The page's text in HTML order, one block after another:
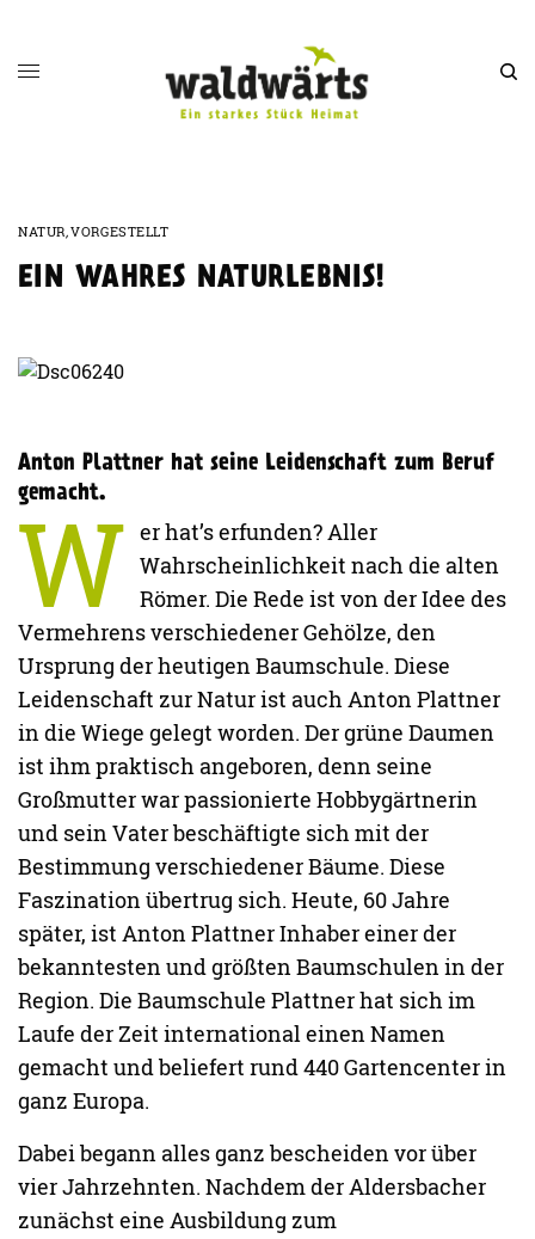
NATUR,VORGESTELLT
EIN WAHRES NATURLEBNIS!
Anton Plattner hat seine Leidenschaft zum Beruf
gemacht.
W er hat’s erfunden? Aller
Wahrscheinlichkeit nach die alten
Römer. Die Rede ist von der Idee des
Vermehrens verschiedener Gehölze, den
Ursprung der heutigen Baumschule. Diese
Leidenschaft zur Natur ist auch Anton Plattner
in die Wiege gelegt worden. Der grüne Daumen
ist ihm praktisch angeboren, denn seine
Großmutter war passionierte Hobbygärtnerin
und sein Vater beschäftigte sich mit der
Bestimmung verschiedener Bäume. Diese
Faszination übertrug sich. Heute, 60 Jahre
später, ist Anton Plattner Inhaber einer der
bekanntesten und größten Baumschulen in der
Region. Die Baumschule Plattner hat sich im
Laufe der Zeit international einen Namen
gemacht und beliefert rund 440 Gartencenter in
ganz Europa.
Dabei begann alles ganz bescheiden vor über
vier Jahrzehnten. Nachdem der Aldersbacher
zunächst eine Ausbildung zum